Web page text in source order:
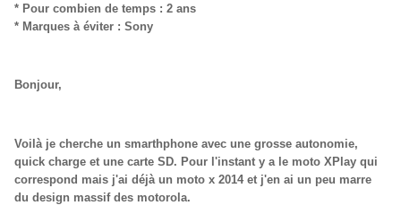
* Pour combien de temps : 2 ans
* Marques à éviter : Sony
Bonjour,
Voilà je cherche un smarthphone avec une grosse autonomie,
quick charge et une carte SD. Pour l'instant y a le moto XPlay qui
correspond mais j'ai déjà un moto x 2014 et j'en ai un peu marre
du design massif des motorola.